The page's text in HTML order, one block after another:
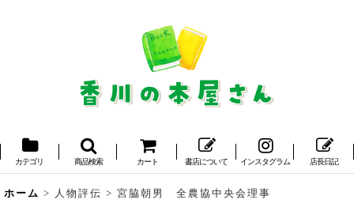
カテゴリ 商品検索 カート 書店について インスタグラム 店長日記
ホーム > 人物評伝 > 宮脇朝男 全農協中央会理事